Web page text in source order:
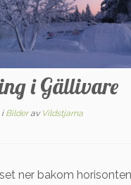
i Gällivare
i Bilderav Vildstjarna
ner bakom